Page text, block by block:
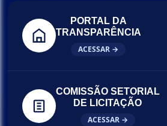
PORTAL DA
TRANSPARÊNCIA
ACESSAR →
COMISSÃO SETORIAL
DE LICITAÇÃO
ACESSAR →